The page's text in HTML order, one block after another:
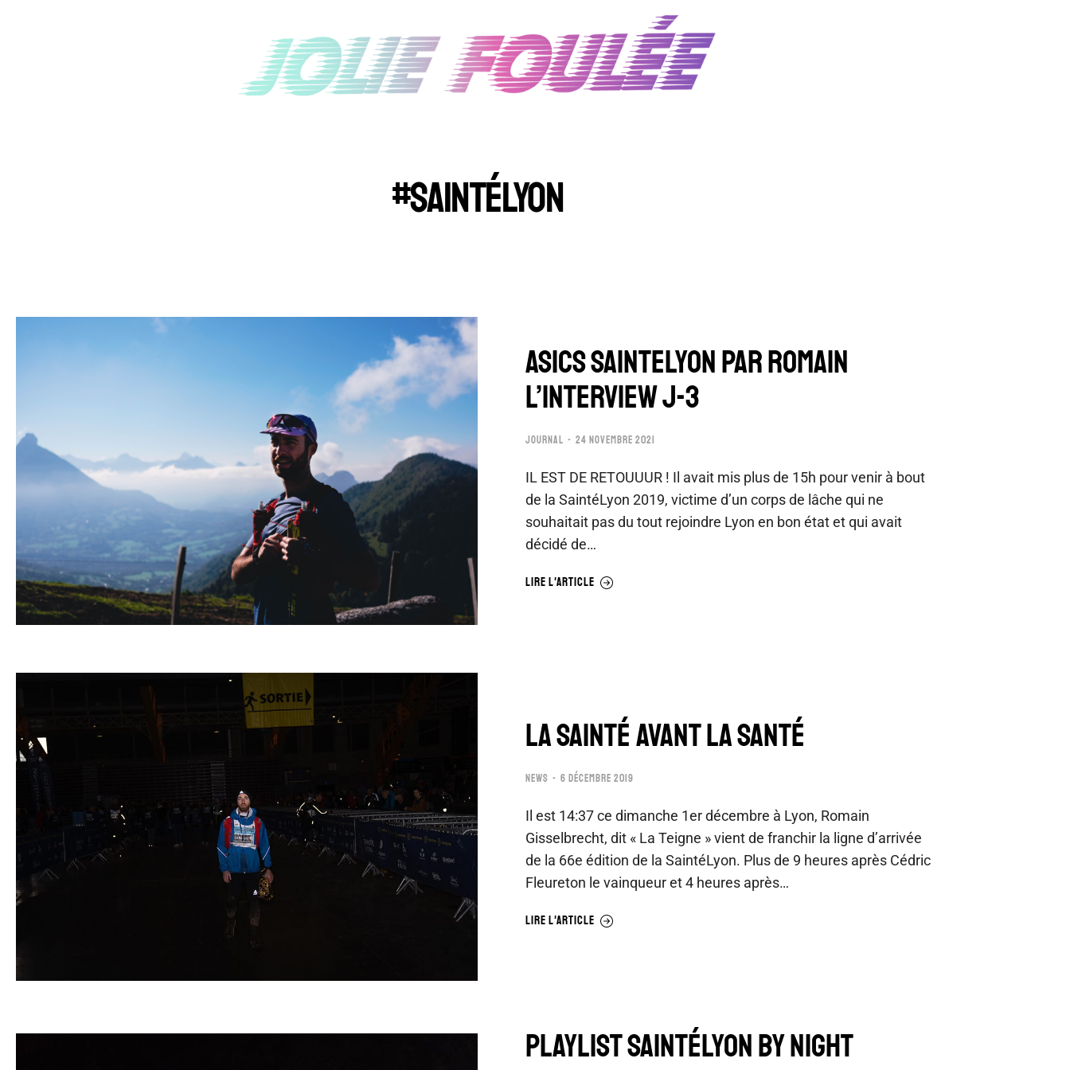
#SAINTÉLYON
ASICS SAINTELYON PAR ROMAIN
L’INTERVIEW J-3
JOURNAL 24 NOVEMBRE 2021
IL EST DE RETOUUUR ! Il avait mis plus de 15h pour venir à bout
de la SaintéLyon 2019, victime d’un corps de lâche qui ne
souhaitait pas du tout rejoindre Lyon en bon état et qui avait
décidé de…
LIRE L'ARTICLE
LA SAINTÉ AVANT LA SANTÉ
NEWS 6 DÉCEMBRE 2019
Il est 14:37 ce dimanche 1er décembre à Lyon, Romain
Gisselbrecht, dit « La Teigne » vient de franchir la ligne d’arrivée
de la 66e édition de la SaintéLyon. Plus de 9 heures après Cédric
Fleureton le vainqueur et 4 heures après…
LIRE L'ARTICLE
PLAYLIST SAINTÉLYON BY NIGHT